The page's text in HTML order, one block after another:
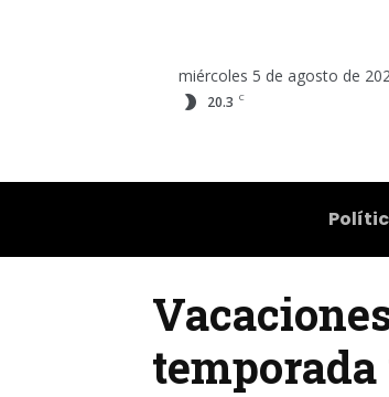
miércoles 5 de agosto de
20.3 C